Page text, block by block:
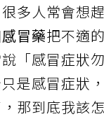
多人常會想
感冒藥把不適
「感冒症狀
是感冒症狀
那到底我該